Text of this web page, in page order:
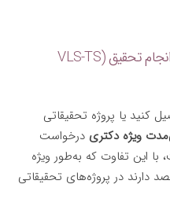
۲٫۲٫۲ ویزای دانشجویی با هدف انجام تحقیق (VLS-TS
کنید یا پروژه تحقیقاتی
ویژه دکتری درخواست
با این تفاوت که به‌طور ویژه
در پروژه‌های تحقیقاتی